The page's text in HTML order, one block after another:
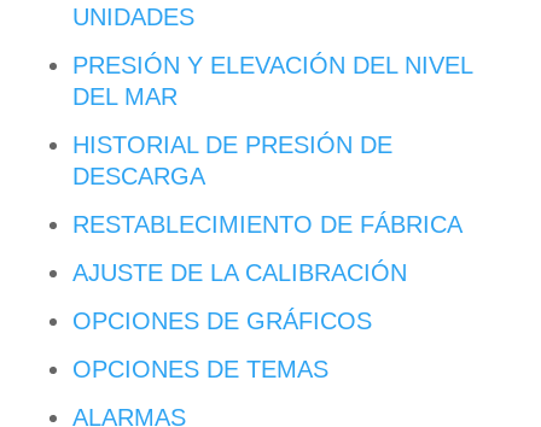
UNIDADES
PRESIÓN Y ELEVACIÓN DEL NIVEL
DEL MAR
HISTORIAL DE PRESIÓN DE
DESCARGA
RESTABLECIMIENTO DE FÁBRICA
AJUSTE DE LA CALIBRACIÓN
OPCIONES DE GRÁFICOS
OPCIONES DE TEMAS
ALARMAS